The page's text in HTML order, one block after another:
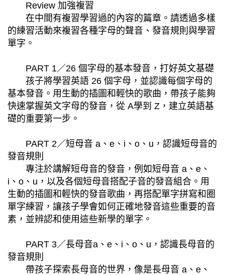
Review 加強複習
在中間有複習學習過的內容的篇章。請透過多樣
的練習活動來複習各種字母的聲音、發音規則與學習
單字。
PART 1／26 個字母的基本發音，打好英文基礎
孩子將學習英語 26 個字母，並認識每個字母的
基本發音。用生動的插圖和輕快的歌曲，帶孩子能夠
快速掌握英文字母的發音，從 A學到 Z，建立英語基
礎的重要第一步。
PART 2／短母音 a、e、i、o、u，認識短母音的
發音規則
專注於講解短母音的發音，例如短母音 a、e、
i、o、u，以及各個短母音搭配子音的發音組合。用
生動的插圖和輕快的發音歌曲，再搭配單字拼寫和圈
單字練習，讓孩子學會如何正確地發音這些重要的音
素，並辨認和使用這些新學的單字。
PART 3／長母音a、e、i、o、u，認識長母音的
發音規則
帶孩子探索長母音的世界，像是長母音 a、e、